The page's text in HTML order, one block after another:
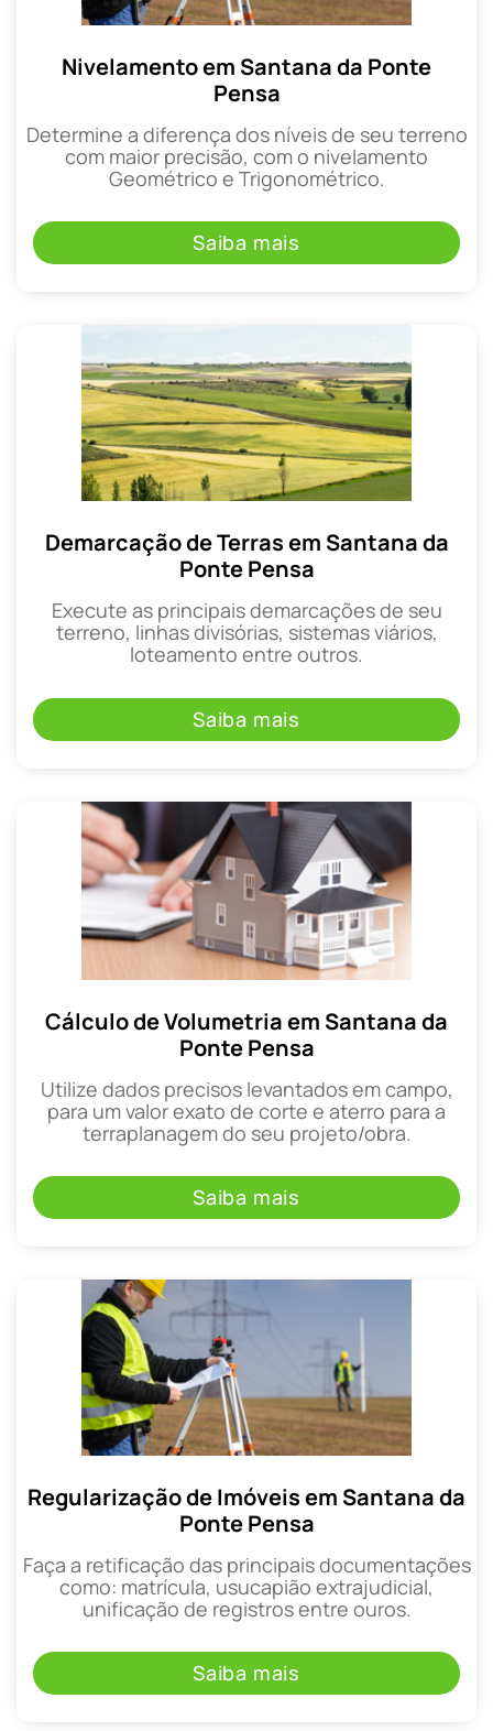
Nivelamento em Santana da Ponte
Pensa
Determine a diferença dos níveis de seu terreno
com maior precisão, com o nivelamento
Geométrico e Trigonométrico.
Saiba mais
Demarcação de Terras em Santana da
Ponte Pensa
Execute as principais demarcações de seu
terreno, linhas divisórias, sistemas viários,
loteamento entre outros.
Saiba mais
Cálculo de Volumetria em Santana da
Ponte Pensa
Utilize dados precisos levantados em campo,
para um valor exato de corte e aterro para a
terraplanagem do seu projeto/obra.
Saiba mais
Regularização de Imóveis em Santana da
Ponte Pensa
Faça a retificação das principais documentações
como: matrícula, usucapião extrajudicial,
unificação de registros entre ouros.
Saiba mais